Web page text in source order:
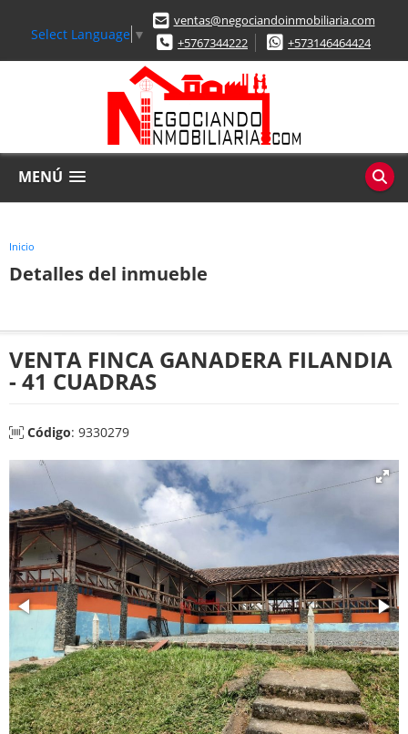
Select Language ▼
ventas@negociandoinmobiliaria.com
+5767344222
+573146464424
MENÚ
Inicio
Detalles del inmueble
VENTA FINCA GANADERA FILANDIA
- 41 CUADRAS
Código: 9330279